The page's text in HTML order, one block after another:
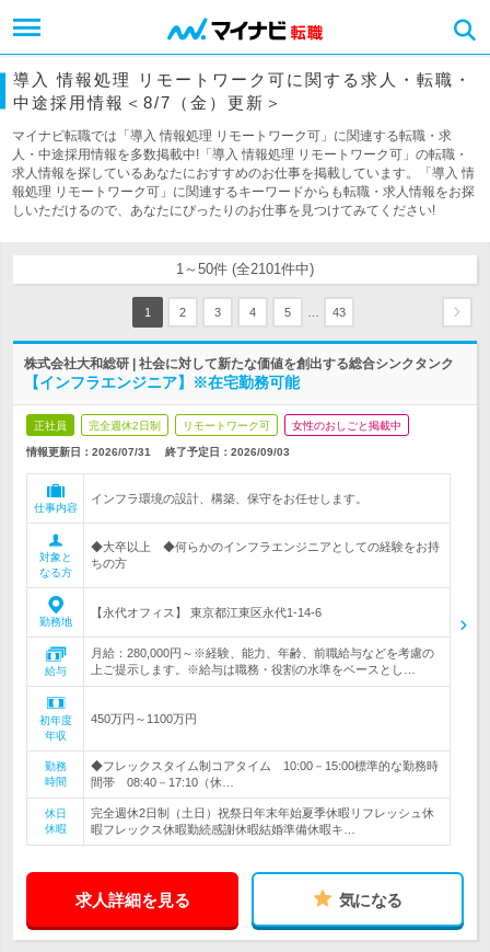
導入 情報処理 リモートワーク可に関する求人・転職・
中途採用情報＜8/7（金）更新＞
マイナビ転職では「導入 情報処理 リモートワーク可」に関連する転職・求
人・中途採用情報を多数掲載中!「導入 情報処理 リモートワーク可」の転職・
求人情報を探しているあなたにおすすめのお仕事を掲載しています。「導入 情
報処理 リモートワーク可」に関連するキーワードからも転職・求人情報をお探
しいただけるので、あなたにぴったりのお仕事を見つけてみてください!
1～50件 (全2101件中)
1 2 3 4 5 43
株式会社大和総研 | 社会に対して新たな価値を創出する総合シンクタンク
【インフラエンジニア】※在宅勤務可能
正社員 完全週休2日制 リモートワーク可 女性のおしごと掲載中
情報更新日：2026/07/31 終了予定日： 2026/09/03
仕事内容
インフラ環境の設計、構築、保守をお任せします。
対象と
なる方
◆大卒以上 ◆何らかのインフラエンジニアとしての経験をお持
ちの方
勤務地
【永代オフィス】 東京都江東区永代1-14-6
給与
月給：280,000円～※経験、能力、年齢、前職給与などを考慮の
上ご提示します。※給与は職務・役割の水準をベースとし…
初年度
年収
450万円～1100万円
勤務
時間
◆フレックスタイム制コアタイム 10:00－15:00標準的な勤務時
間帯 08:40－17:10（休…
休日
休暇
完全週休2日制（土日）祝祭日年末年始夏季休暇リフレッシュ休
暇フレックス休暇勤続感謝休暇結婚準備休暇キ…
求人詳細を見る 気になる